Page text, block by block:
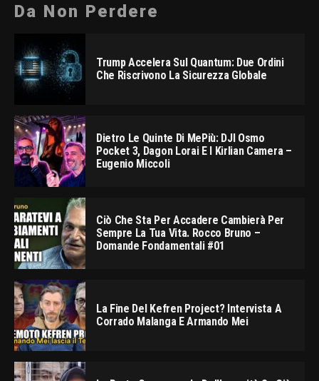
Da Non Perdere
Trump Accelera Sul Quantum: Due Ordini
Che Riscrivono La Sicurezza Globale
Dietro Le Quinte Di MePiù: DJI Osmo
Pocket 3, Dagon Lorai E I Kirlian Camera –
Eugenio Miccoli
Ciò Che Sta Per Accadere Cambierà Per
Sempre La Tua Vita. Rocco Bruno –
Domande Fondamentali #01
La Fine Del Kefren Project? Intervista A
Corrado Malanga E Armando Mei